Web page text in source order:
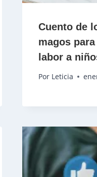
Cuento de
magos
labor a
Por Leticia